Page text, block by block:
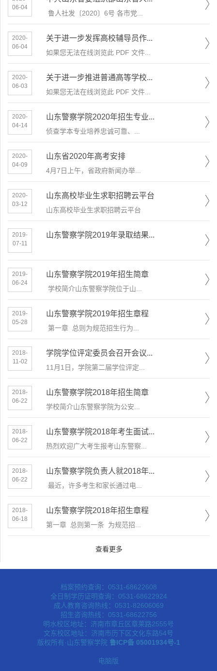
06-04
​ 鲁人社发〔2020〕6号 各市党...
2020-
06-04
关于进一步发挥高校辅导员作...
如果您无法在线浏览此 PDF 文件...
2020-
06-03
关于进一步推进普通高等学校...
如果您无法在线浏览此 PDF 文件...
2020-
04-14
山东警察学院2020年招生专业...
​侦查学本专业培养忠诚可靠、...
2020-
04-09
山东省2020年高考安排
​4月7日上午，省政府新闻办举...
2020-
03-12
山东高校毕业生求职招聘云平台
山东高校毕业生求职招聘云平台
2019-
07-11
山东警察学院2019年录取结果...
2019-
06-24
山东警察学院2019年招生简章
学校简介​山东警察学院位于山...
2019-
05-28
山东警察学院2019年招生章程
​ 第一章 总则为规范招生行为...
2018-
11-02
学院学位评定委员会召开会议...
11月1日，学院第二届学位评定...
2018-
06-22
山东警察学院2018年招生简章
​学校简介山东警察学院为公安...
2018-
06-22
山东警察学院2018年考生面试...
热烈欢迎广大考生报考山东警察...
2018-
06-22
山东警察学院负责人就2018年...
​ 最近，许多考生和家长通过电...
2018-
06-18
山东警察学院2018年招生章程
第一章 总则第一条 为规范招...
查看更多
档案预约查询：0531-68622608
全日制学历证明查询：0531-68622924
成人教育咨询热线：0531-82606069
招生咨询热线：0531-68622756
明水校区地址：济南市章丘区章莱路2555号
文东校区地址：济南市历下区文化东路54号
版权所有·山东警察学院 鲁ICP备 05001934号-1
电脑版